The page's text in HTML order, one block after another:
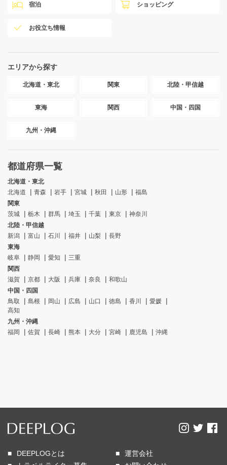
宿泊 ショッピング
お役立ち情報
エリアから探す
北海道・東北 関東 北陸・甲信越
東海 関西 中国・四国
九州・沖縄
都道府県一覧
北海道・東北
北海道
青森 岩手 宮城 秋田 山形
福島
関東
茨城
栃木 群馬 埼玉 千葉 東京
神奈川
北陸・甲信越
新潟
富山 石川 福井 山梨
長野
東海
岐阜
静岡 愛知
三重
関西
滋賀
京都 大阪 兵庫 奈良
和歌山
中国・四国
鳥取
島根 岡山 広島 山口 徳島 香川
愛媛
高知
九州・沖縄
福岡
佐賀 長崎 熊本 大分 宮崎 鹿児島 沖縄
DEEPLOGとは
運営会社